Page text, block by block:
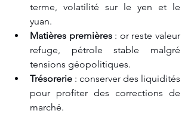
terme, volatilité sur le yen et le
yuan.
Matières premières : or reste valeur
refuge, pétrole stable malgré
tensions géopolitiques.
Trésorerie : conserver des liquidités
pour profiter des corrections de
marché.